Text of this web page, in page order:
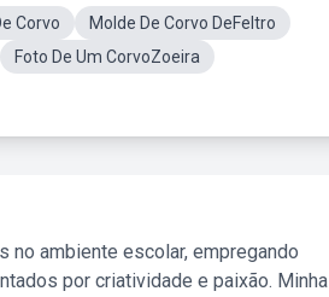
Corvo
Molde De Corvo DeFeltro
Foto De Um CorvoZoeira
no ambiente escolar, empregando
por criatividade e paixão. Minha